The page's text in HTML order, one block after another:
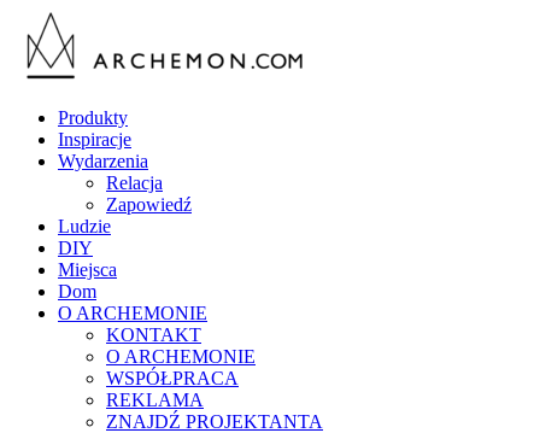
Produkty
Inspiracje
Wydarzenia
Relacja
Zapowiedź
Ludzie
DIY
Miejsca
Dom
O ARCHEMONIE
KONTAKT
O ARCHEMONIE
WSPÓŁPRACA
REKLAMA
ZNAJDŹ PROJEKTANTA